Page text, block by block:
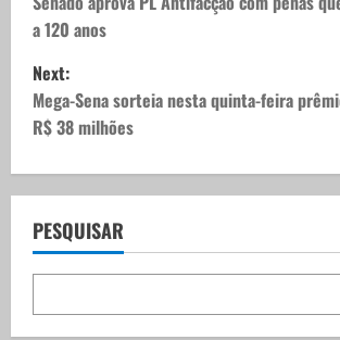
o
s
t
n
a
v
i
a 120 anos
Next:
Mega-Sena sorteia nesta quinta-feira
R$ 38 milhões
PESQUISAR